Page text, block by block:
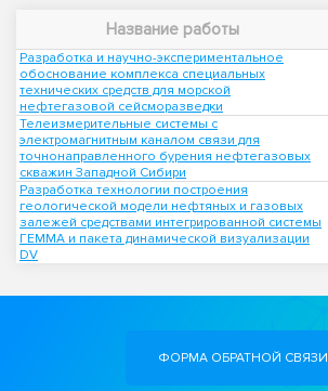
Название работы
Разработка и научно-экспериментальное
обоснование комплекса специальных
технических средств для морской
нефтегазовой сейсморазведки
Телеизмерительные системы с
электромагнитным каналом связи для
точнонаправленного бурения нефтегазовых
скважин Западной Сибири
Разработка технологии построения
геологической модели нефтяных и газовых
залежей средствами интегрированной системы
ГЕММА и пакета динамической визуализации
DV
ФОРМА ОБРАТНОЙ СВЯЗИ